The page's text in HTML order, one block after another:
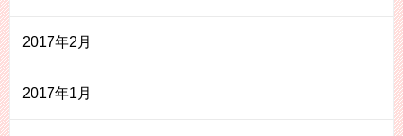
2017年2月
2017年1月